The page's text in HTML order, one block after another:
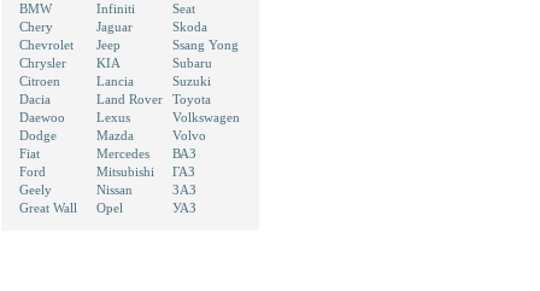
BMW
Chery
Chevrolet
Chrysler
Citroen
Dacia
Daewoo
Dodge
Fiat
Ford
Geely
Great Wall
Infiniti
Jaguar
Jeep
KIA
Lancia
Land Rover
Lexus
Mazda
Mercedes
Mitsubishi
Nissan
Opel
Seat
Skoda
Ssang Yong
Subaru
Suzuki
Toyota
Volkswagen
Volvo
ВАЗ
ГАЗ
ЗАЗ
УАЗ